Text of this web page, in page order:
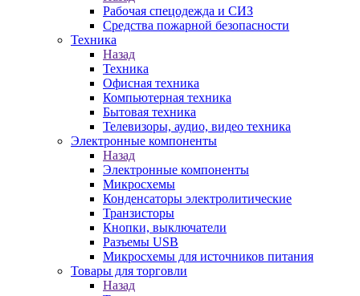
Рабочая спецодежда и СИЗ
Средства пожарной безопасности
Техника
Назад
Техника
Офисная техника
Компьютерная техника
Бытовая техника
Телевизоры, аудио, видео техника
Электронные компоненты
Назад
Электронные компоненты
Микросхемы
Конденсаторы электролитические
Транзисторы
Кнопки, выключатели
Разъемы USB
Микросхемы для источников питания
Товары для торговли
Назад